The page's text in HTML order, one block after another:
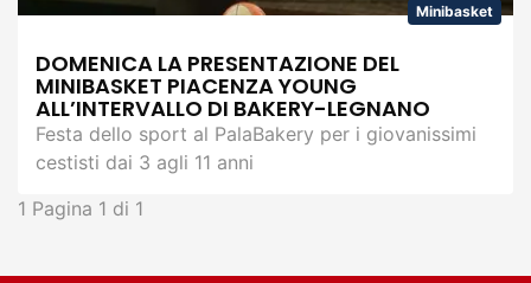
Minibasket
DOMENICA LA PRESENTAZIONE DEL
MINIBASKET PIACENZA YOUNG
ALL’INTERVALLO DI BAKERY-LEGNANO
Festa dello sport al PalaBakery per i giovanissimi
cestisti dai 3 agli 11 anni
1 Pagina 1 di 1